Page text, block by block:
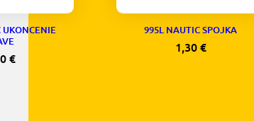
€
995L NAUTIC SPOJKA
1,30 €